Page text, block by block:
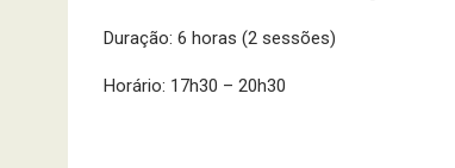
Duração: 6 horas (2 sessões)
Horário: 17h30 – 20h30